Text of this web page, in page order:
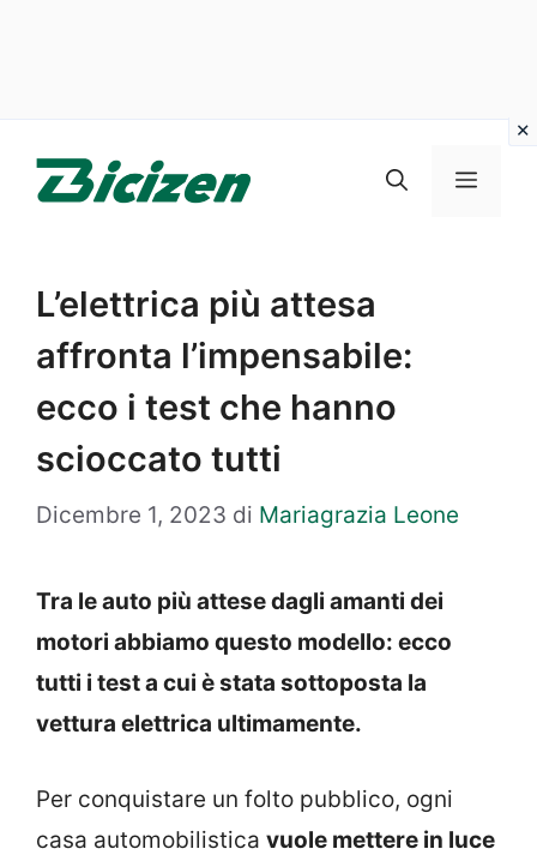
Menu
L’elettrica più attesa
affronta l’impensabile:
ecco i test che hanno
scioccato tutti
Dicembre 1, 2023 di Mariagrazia Leone
Tra le auto più attese dagli amanti dei
motori abbiamo questo modello: ecco
tutti i test a cui è stata sottoposta la
vettura elettrica ultimamente.
Per conquistare un folto pubblico, ogni
casa automobilistica vuole mettere in luce